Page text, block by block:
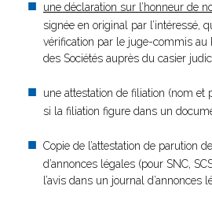
une déclaration sur l’honneur de
signée en original par l’intéressé,
vérification par le juge-commis au
des Sociétés auprès du casier
une attestation de filiation (nom et
si la filiation figure dans un
Copie de l’attestation de parution
d’annonces légales (pour SNC,
l’avis dans un journal d’annonces